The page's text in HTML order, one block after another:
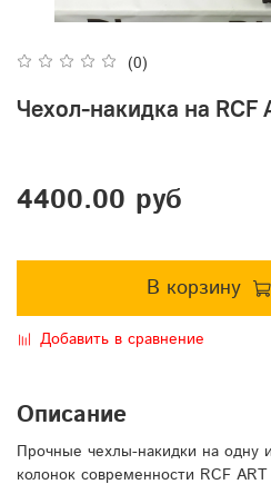
(0)
Чехол-накидка на RCF
4400.00 руб
В корзину
Добавить в сравнение
Описание
Прочные чехлы-накидки на одну
колонок современности RCF